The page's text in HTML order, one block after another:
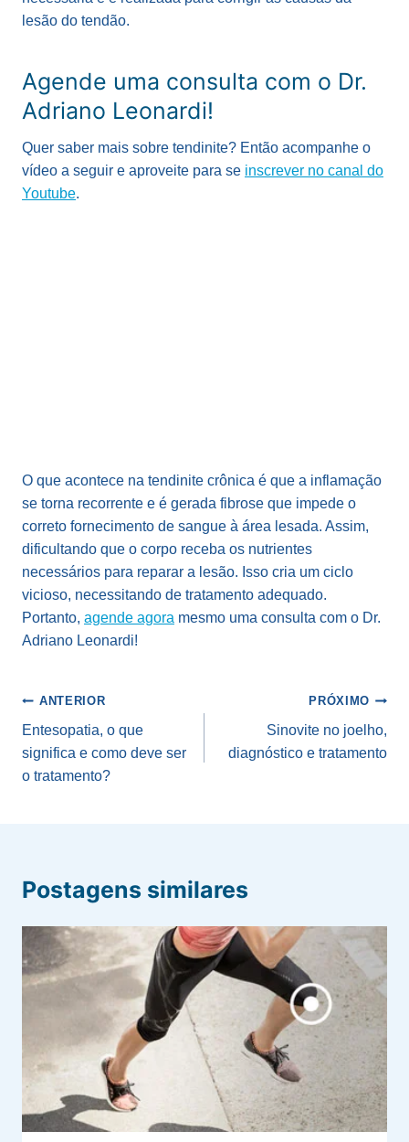
lesão do tendão.
Agende uma consulta com o Dr.
Adriano Leonardi!
Quer saber mais sobre tendinite? Então acompanhe o
vídeo a seguir e aproveite para se inscrever no canal do
Youtube.
O que acontece na tendinite crônica é que a inflamação
se torna recorrente e é gerada fibrose que impede o
correto fornecimento de sangue à área lesada. Assim,
dificultando que o corpo receba os nutrientes
necessários para reparar a lesão. Isso cria um ciclo
vicioso, necessitando de tratamento adequado.
Portanto, agende agora mesmo uma consulta com o Dr.
Adriano Leonardi!
Navegação
de
Post
ANTERIOR
Entesopatia, o que
significa e como deve ser
o tratamento?
PRÓXIMO
Sinovite no joelho,
diagnóstico e tratamento
Postagens similares